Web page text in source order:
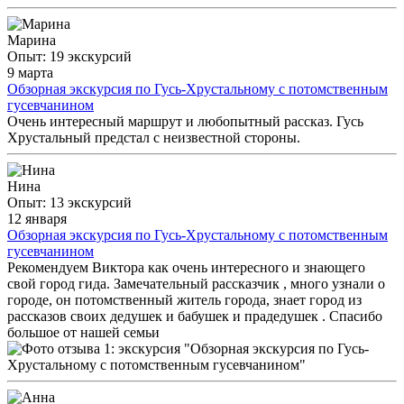
Марина
Опыт: 19 экскурсий
9 марта
Обзорная экскурсия по Гусь-Хрустальному с потомственным
гусевчанином
Очень интересный маршрут и любопытный рассказ. Гусь
Хрустальный предстал с неизвестной стороны.
Нина
Опыт: 13 экскурсий
12 января
Обзорная экскурсия по Гусь-Хрустальному с потомственным
гусевчанином
Рекомендуем Виктора как очень интересного и знающего
свой город гида. Замечательный рассказчик , много узнали о
городе, он потомственный житель города, знает город из
рассказов своих дедушек и бабушек и прадедушек . Спасибо
большое от нашей семьи